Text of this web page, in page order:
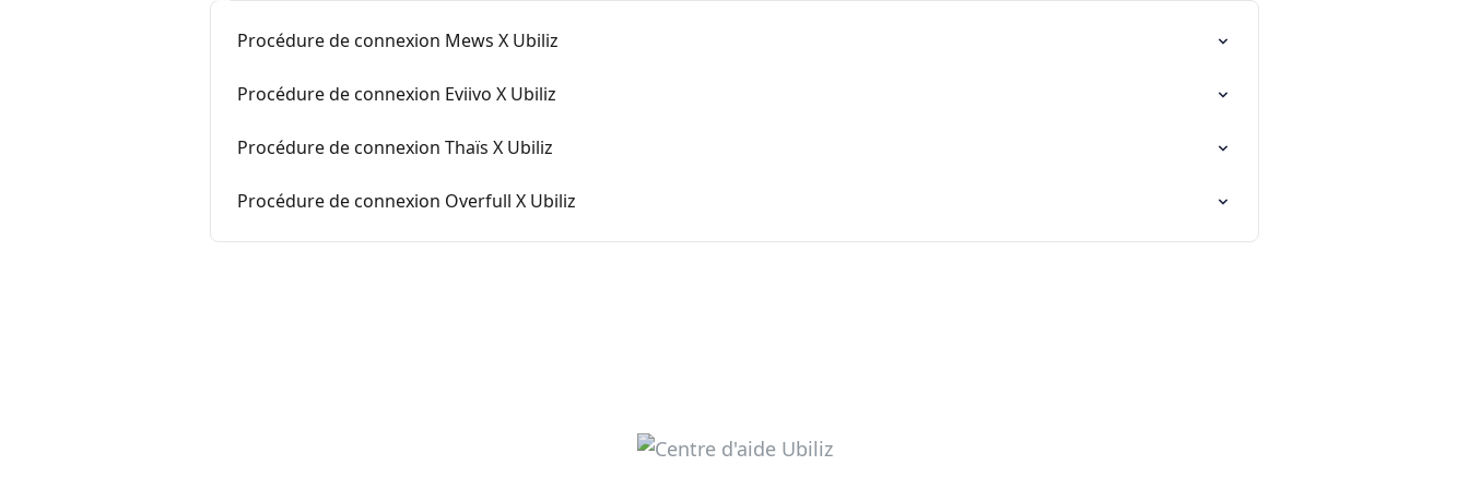
Procédure de connexion Mews X Ubiliz
Procédure de connexion Eviivo X Ubiliz
Procédure de connexion Thaïs X Ubiliz
Procédure de connexion Overfull X Ubiliz